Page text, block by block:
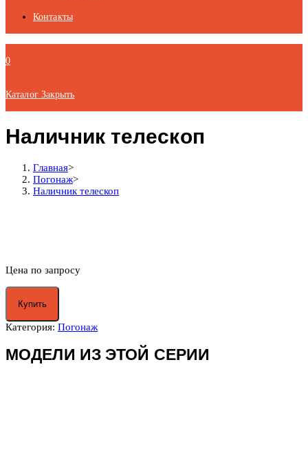
Контакты
0
Каталог Закрыть
Наличник телескоп
Главная>
Погонаж>
Наличник телескоп
Цена по запросу
Купить
Категория: Погонаж
МОДЕЛИ ИЗ ЭТОЙ СЕРИИ